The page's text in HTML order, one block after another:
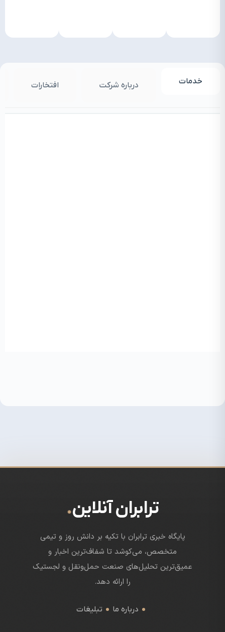
خدمات درباره شرکت افتخارات
ترابران آنلاین.
پایگاه خبری ترابران با تکیه بر دانش روز و تیمی
متخصص، می‌کوشد تا شفاف‌ترین اخبار و
عمیق‌ترین تحلیل‌های صنعت حمل‌ونقل و لجستیک
را ارائه دهد.
درباره ما تبلیغات